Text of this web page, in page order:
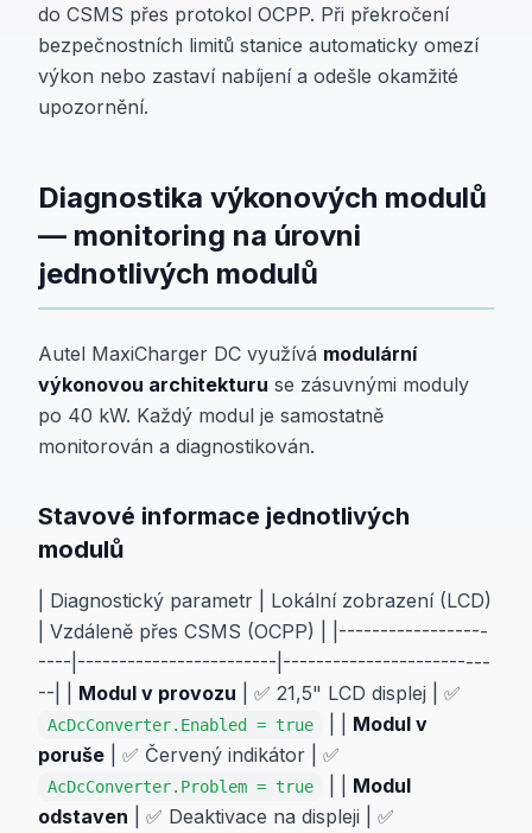
do CSMS přes protokol OCPP. Při překročení
bezpečnostních limitů stanice automaticky omezí
výkon nebo zastaví nabíjení a odešle okamžité
upozornění.
Diagnostika výkonových modulů
— monitoring na úrovni
jednotlivých modulů
Autel MaxiCharger DC využívá modulární
výkonovou architekturu se zásuvnými moduly
po 40 kW. Každý modul je samostatně
monitorován a diagnostikován.
Stavové informace jednotlivých
modulů
| Diagnostický parametr | Lokální zobrazení (LCD)
| Vzdáleně přes CSMS (OCPP) | |------------------
----|------------------------|-------------------------
--| | Modul v provozu | ✅ 21,5" LCD displej | ✅
AcDcConverter.Enabled = true
Modul v
poruše | ✅ Červený indikátor | ✅
AcDcConverter.Problem = true
Modul
odstaven | ✅ Deaktivace na displeji | ✅